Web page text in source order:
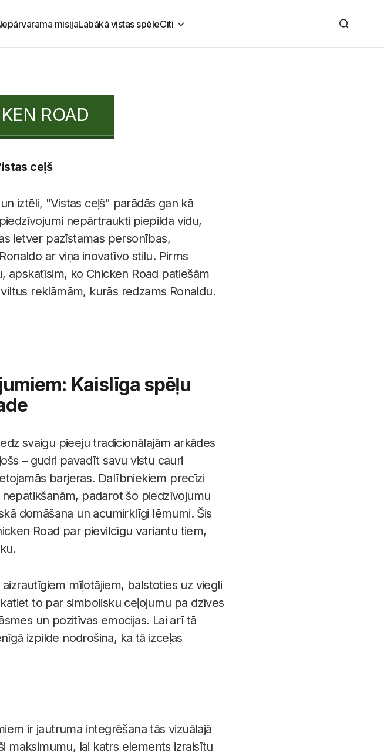
misijaLabākā vistas spēleCiti
ROAD
ceļš
iztēli, "Vistas ceļš" parādās gan kā
nepārtraukti piepilda vidu,
ietver pazīstamas personības,
ar viņa inovatīvo stilu. Pirms
apskatīsim, ko Chicken Road patiešām
reklāmām, kurās redzams Ronaldu.
Kaislīga spēļu
svaigu pieeju tradicionālajām arkādes
– gudri pavadīt savu vistu cauri
barjeras. Dalībniekiem precīzi
padarot šo piedzīvojumu
domāšana un acumirklīgi lēmumi. Šis
Road par pievilcīgu variantu tiem,
mīļotājiem, balstoties uz viegli
to par simbolisku ceļojumu pa dzīves
un pozitīvas emocijas. Lai arī tā
izpilde nodrošina, ka tā izceļas
ir jautruma integrēšana tās vizuālajā
maksimumu, lai katrs elements izraisītu